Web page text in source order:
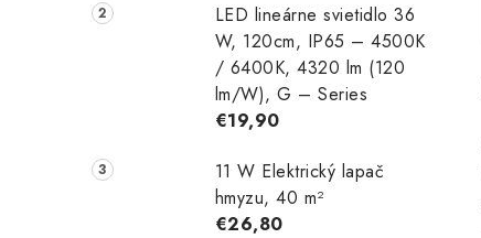
LED lineárne svietidlo 36
W, 120cm, IP65 – 4500K
/ 6400K, 4320 lm (120
lm/W), G – Series
€19,90
11 W Elektrický lapač
hmyzu, 40 m²
€26,80